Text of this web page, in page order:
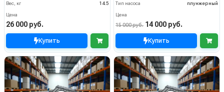
Вес, кг
14.5
Цена
26 000 руб.
Купить
Тип насоса
плунжерный
Цена
15 000 руб. 14 000 руб.
Купить